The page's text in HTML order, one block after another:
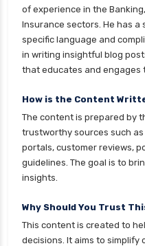
HDFC Ergo
Hdfc Ergo Health
Hdfc Ergo Health
Details
Hdfc Ergo Health
Hdfc Ergo Corporate
Hdfc Ergo Group
Hdfc Ergo Health
of experience in the
Insurance sectors. He has
specific language and
in writing insightful blog
that educates and engages
How is the Content
The content is prepared by
trustworthy sources such
portals, customer reviews,
guidelines. The goal is to
insights.
Why Should You Trust
This content is created to
decisions. It aims to simplify